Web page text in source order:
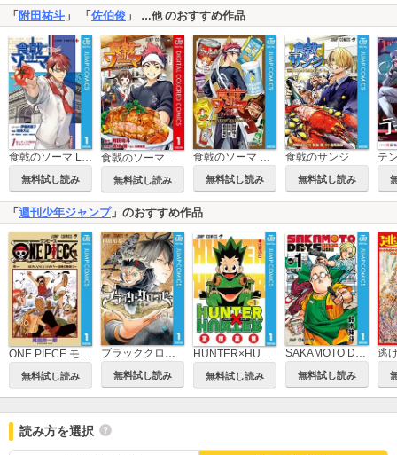
「 附田祐斗 」 「 佐伯俊 」 …他のおすすめ作品
無料試し読み 無料試し読み 無料試し読み
食戟のサンジ
無料試し読み
テ
「週刊少年ジャンプ」のおすすめ作品
ONE PIECE モノクロ版
無料試し読み
ブラッククローバー
無料試し読み
HUNTER×HUNTER モノクロ版
無料試し読み
SAKAMOTO DAYS
無料試し読み
逃
読み方を選択